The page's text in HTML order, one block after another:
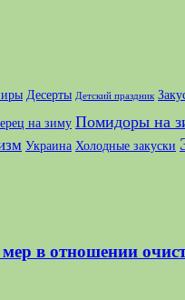
Десерты Детский праздник
на зиму Помидоры на
Украина Холодные закуски
в отношении